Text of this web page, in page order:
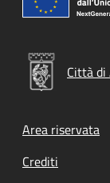
Città
Footer
Area riservata
Crediti